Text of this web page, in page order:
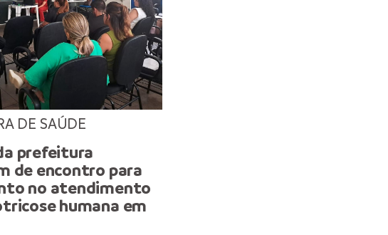
DE SAÚDE
prefeitura
de encontro para
no atendimento
humana em